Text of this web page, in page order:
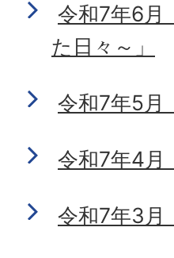
令和7年6月
た日々～」
令和7年5月
令和7年4月
令和7年3月